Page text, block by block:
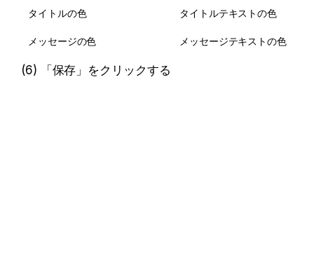
タイトルの色 タイトルテキストの色
メッセージの色 メッセージテキストの色
(6) 「保存」をクリックする